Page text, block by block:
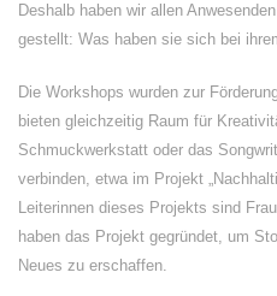
Deshalb haben wir allen
gestellt: Was haben sie sich bei
Die Workshops wurden zur
bieten gleichzeitig Raum für
Schmuckwerkstatt oder das
verbinden, etwa im Projekt
Leiterinnen dieses Projekts sind
haben das Projekt gegründet, um
Neues zu erschaffen.